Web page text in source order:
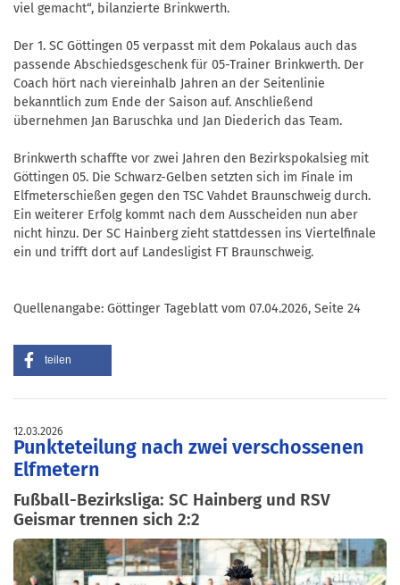
viel gemacht“, bilanzierte Brinkwerth.
Der 1. SC Göttingen 05 verpasst mit dem Pokalaus auch das
passende Abschiedsgeschenk für 05-Trainer Brinkwerth. Der
Coach hört nach viereinhalb Jahren an der Seitenlinie
bekanntlich zum Ende der Saison auf. Anschließend
übernehmen Jan Baruschka und Jan Diederich das Team.
Brinkwerth schaffte vor zwei Jahren den Bezirkspokalsieg mit
Göttingen 05. Die Schwarz-Gelben setzten sich im Finale im
Elfmeterschießen gegen den TSC Vahdet Braunschweig durch.
Ein weiterer Erfolg kommt nach dem Ausscheiden nun aber
nicht hinzu. Der SC Hainberg zieht stattdessen ins Viertelfinale
ein und trifft dort auf Landesligist FT Braunschweig.
Quellenangabe: Göttinger Tageblatt vom 07.04.2026, Seite 24
teilen
12.03.2026
Punkteteilung nach zwei verschossenen
Elfmetern
Fußball-Bezirksliga: SC Hainberg und RSV
Geismar trennen sich 2:2